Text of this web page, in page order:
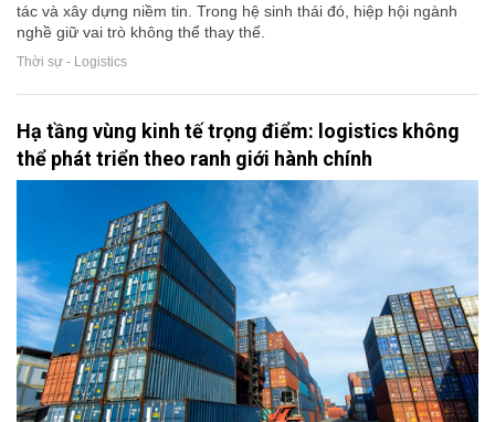
tác và xây dựng niềm tin. Trong hệ sinh thái đó, hiệp hội ngành
nghề giữ vai trò không thể thay thế.
Thời sự - Logistics
Hạ tầng vùng kinh tế trọng điểm: logistics không
thể phát triển theo ranh giới hành chính